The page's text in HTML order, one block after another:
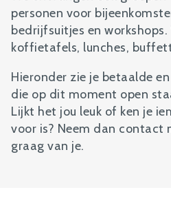
personen voor
bedrijfsuitjes en workshops.
koffietafels, lunches,
Hieronder zie je betaalde
die op dit moment open
Lijkt het jou leuk of ken je
voor is? Neem dan contact
graag van je.